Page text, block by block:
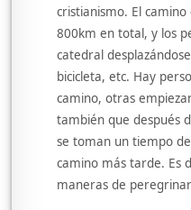
cristianismo. El
800km en total, y los
catedral
bicicleta, etc. Hay
camino, otras
también que después
se toman un tiempo
camino más tarde. Es
maneras de